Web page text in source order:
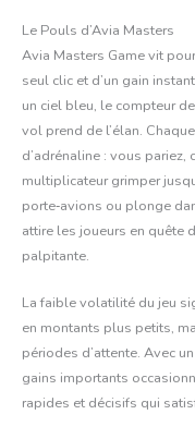
Le Pouls d’Avia Masters
Avia Masters Game vit
seul clic et d’un gain
un ciel bleu, le compteur
vol prend de l’élan.
d’adrénaline : vous
multiplicateur grimper
porte‑avions ou plonge
attire les joueurs en quête
palpitante.
La faible volatilité du jeu
en montants plus petits,
périodes d’attente. Avec
gains importants
rapides et décisifs qui